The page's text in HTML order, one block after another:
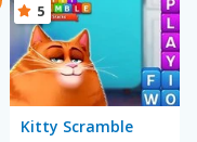
Kitty Scramble
5